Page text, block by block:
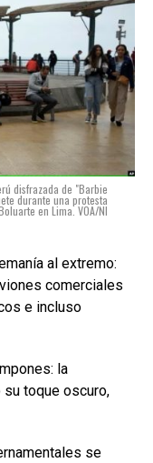
disfrazada de "Barbie
durante una protesta
en Lima. VOA/NI
al extremo:
comerciales
e incluso
la
su toque oscuro,
se